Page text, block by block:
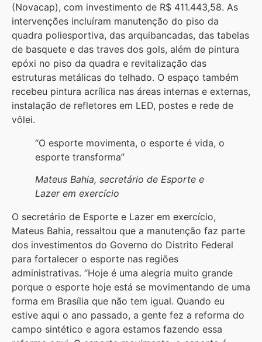
(Novacap), com investimento de R$ 411.443,58. As
intervenções incluíram manutenção do piso da
quadra poliesportiva, das arquibancadas, das tabelas
de basquete e das traves dos gols, além de pintura
epóxi no piso da quadra e revitalização das
estruturas metálicas do telhado. O espaço também
recebeu pintura acrílica nas áreas internas e externas,
instalação de refletores em LED, postes e rede de
vôlei.
“O esporte movimenta, o esporte é vida, o
esporte transforma”
Mateus Bahia, secretário de Esporte e
Lazer em exercício
O secretário de Esporte e Lazer em exercício,
Mateus Bahia, ressaltou que a manutenção faz parte
dos investimentos do Governo do Distrito Federal
para fortalecer o esporte nas regiões
administrativas. “Hoje é uma alegria muito grande
porque o esporte hoje está se movimentando de uma
forma em Brasília que não tem igual. Quando eu
estive aqui o ano passado, a gente fez a reforma do
campo sintético e agora estamos fazendo essa